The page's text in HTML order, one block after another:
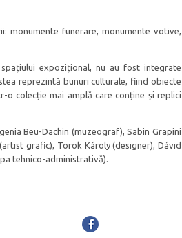
monumente funerare, monumente votive,
expozițional, nu au fost integrate
reprezintă bunuri culturale, fiind obiecte
o colecție mai amplă care conține și replici
Beu-Dachin (muzeograf), Sabin Grapini
grafic), Török Károly (designer), Dávid
tehnico-administrativă).